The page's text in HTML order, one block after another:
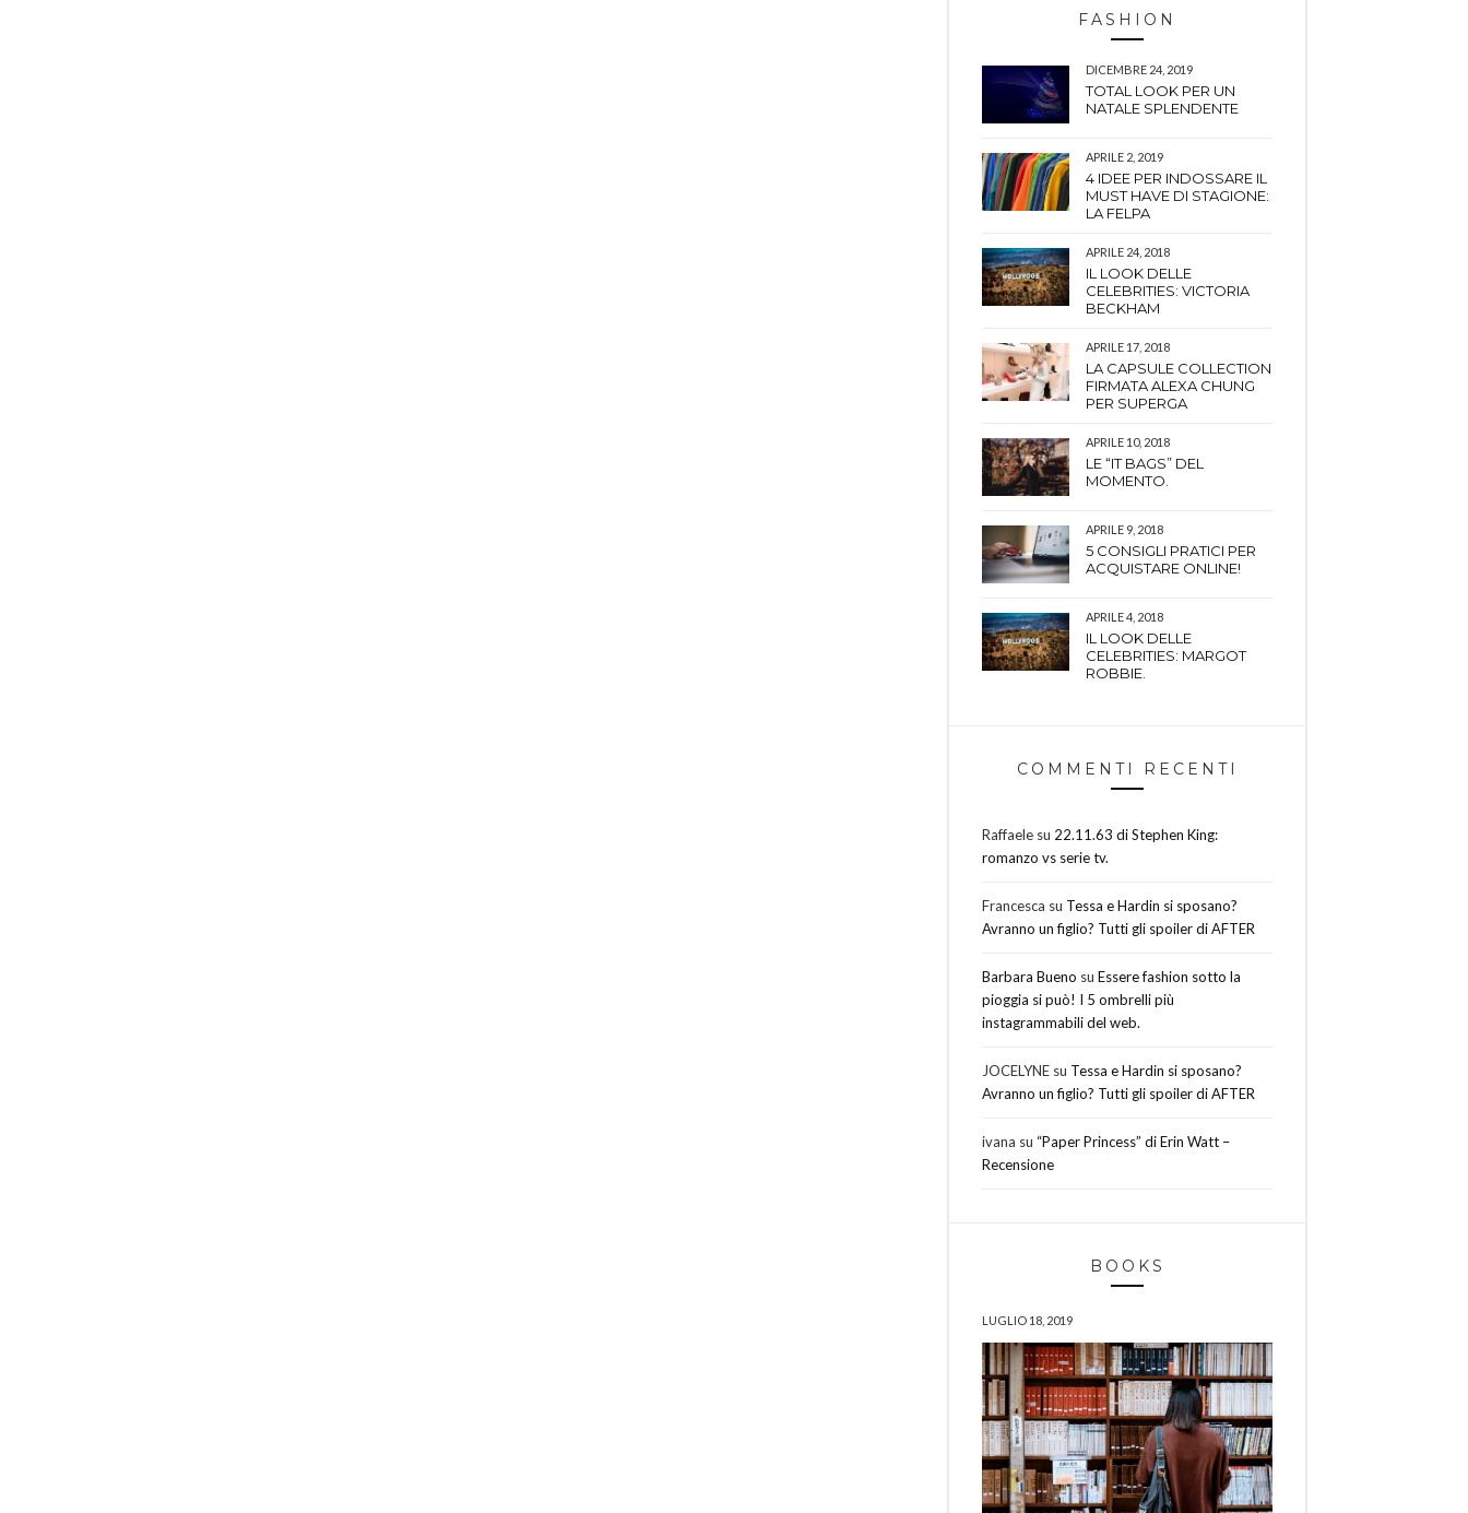
FASHION
DICEMBRE 24, 2019
TOTAL LOOK PER UN
NATALE SPLENDENTE
APRILE 2, 2019
4 IDEE PER INDOSSARE IL
MUST HAVE DI STAGIONE:
LA FELPA
APRILE 24, 2018
IL LOOK DELLE
CELEBRITIES: VICTORIA
BECKHAM
APRILE 17, 2018
LA CAPSULE COLLECTION
FIRMATA ALEXA CHUNG
PER SUPERGA
APRILE 10, 2018
LE “IT BAGS” DEL
MOMENTO.
APRILE 9, 2018
5 CONSIGLI PRATICI PER
ACQUISTARE ONLINE!
APRILE 4, 2018
IL LOOK DELLE
CELEBRITIES: MARGOT
ROBBIE.
COMMENTI RECENTI
Raffaele su 22.11.63 di Stephen King:
romanzo vs serie tv.
Francesca su Tessa e Hardin si sposano?
Avranno un figlio? Tutti gli spoiler di AFTER
Barbara Bueno su Essere fashion sotto la
pioggia si può! I 5 ombrelli più
instagrammabili del web.
JOCELYNE su Tessa e Hardin si sposano?
Avranno un figlio? Tutti gli spoiler di AFTER
ivana su “Paper Princess” di Erin Watt –
Recensione
BOOKS
LUGLIO 18, 2019